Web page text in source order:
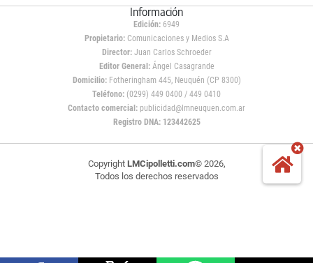
Información
Edición: 6949
Propietario:Comunicaciones y Medios S.A
Director: Juan Carlos Schroeder
Editor General:Ángel Casagrande
Domicilio:Fotheringham 445, Neuquén (CP 8300)
Teléfono: (0299) 449 0400 / 449 0410
Contacto comercial: publicidad@lmneuquen.com.ar
Registro DNA: 123442625
Copyright LMCipolletti.com© 2026,
Todos los derechos reservados